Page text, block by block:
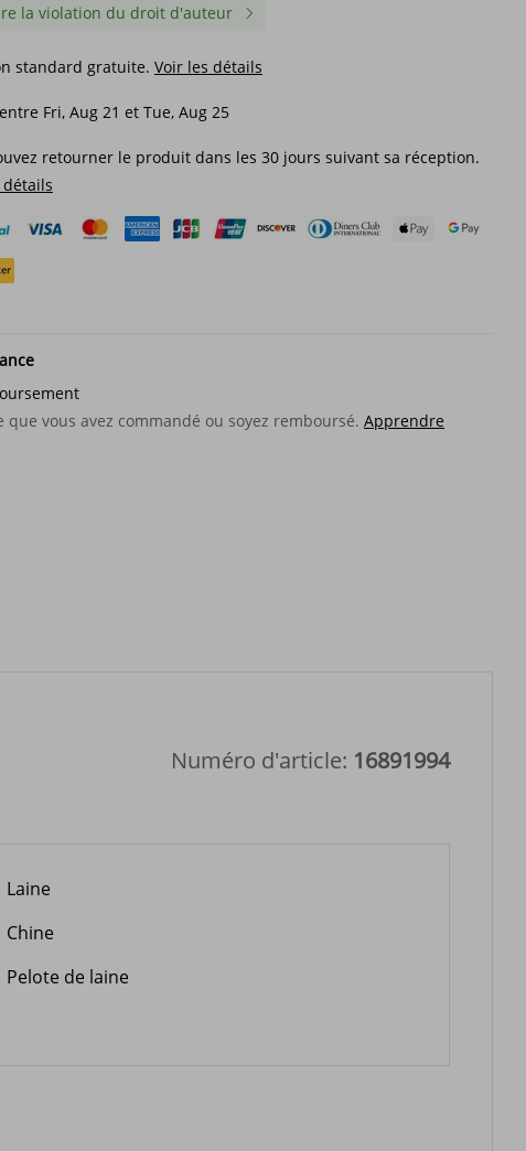
1
diamant,
fait à
à la main en cuir faisant du
cuir ensemble de bricolage
grattoir grand 40mm
20mm maroquinerie
la violation du droit d'auteur
standard gratuite. Voir les détails
Fri, Aug 21 et Tue, Aug 25
retourner le produit dans les 30 jours suivant sa réception.
détails
que vous avez commandé ou soyez remboursé. Apprendre
Numéro d'article: 16891994
Laine
Chine
Pelote de laine